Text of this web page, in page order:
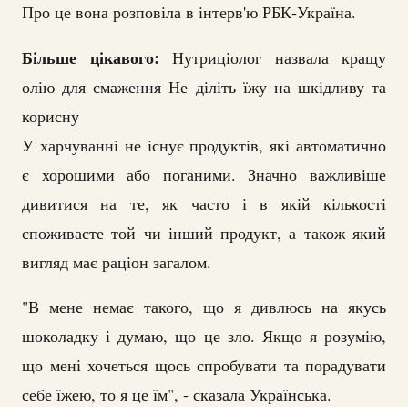
Про це вона розповіла в інтерв'ю РБК-Україна.
Більше цікавого: Нутриціолог назвала кращу
олію для смаження Не діліть їжу на шкідливу та
корисну
У харчуванні не існує продуктів, які автоматично
є хорошими або поганими. Значно важливіше
дивитися на те, як часто і в якій кількості
споживаєте той чи інший продукт, а також який
вигляд має раціон загалом.
"В мене немає такого, що я дивлюсь на якусь
шоколадку і думаю, що це зло. Якщо я розумію,
що мені хочеться щось спробувати та порадувати
себе їжею, то я це їм", - сказала Українська.